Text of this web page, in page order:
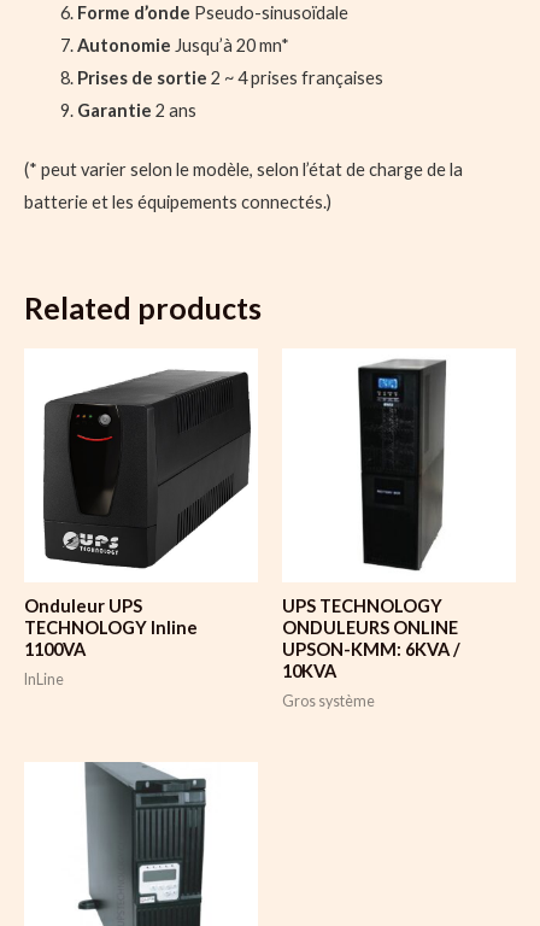
Forme d’onde Pseudo-sinusoïdale
Autonomie Jusqu’à 20 mn*
Prises de sortie 2 ~ 4 prises françaises
Garantie 2 ans
(* peut varier selon le modèle, selon l’état de charge de la
batterie et les équipements connectés.)
Related products
Onduleur UPS
TECHNOLOGY Inline
1100VA
InLine
UPS TECHNOLOGY
ONDULEURS ONLINE
UPSON-KMM: 6KVA /
10KVA
Gros système